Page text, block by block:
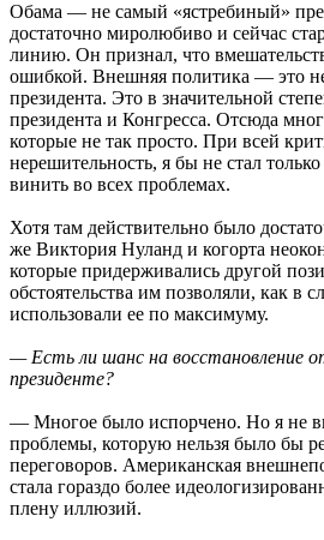
Обама — не самый «ястребиный»
достаточно миролюбиво и сейчас
линию. Он признал, что
ошибкой. Внешняя политика — это
президента. Это в значительной
президента и Конгресса. Отсюда
которые не так просто. При всей
нерешительность, я бы не стал
винить во всех проблемах.
Хотя там действительно было
же Виктория Нуланд и когорта
которые придерживались другой
обстоятельства им позволяли, как в
использовали ее по максимуму.
— Есть ли шанс на восстановление
президенте?
— Многое было испорчено. Но я не
проблемы, которую нельзя было бы
переговоров. Американская
стала гораздо более
плену иллюзий.